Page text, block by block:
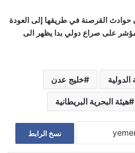
حوادث القرصنة في طريقها إلى العودة
على صراع دولي بدا يظهر الى
الدولية خليج عدن
هيئة البحرية البريطانية
نسخ الرابط